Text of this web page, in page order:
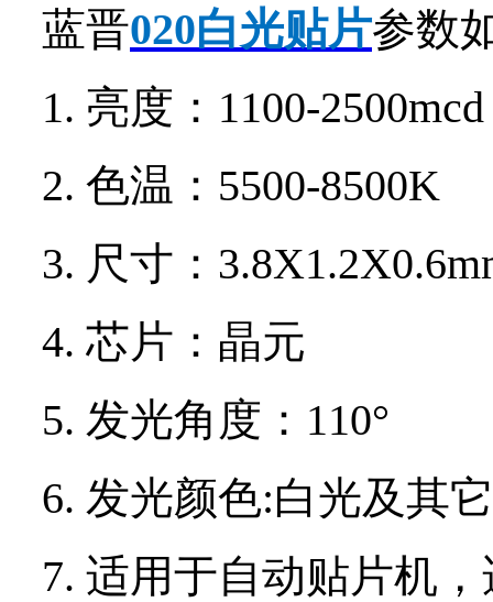
蓝晋020白光贴片参数
1. 亮度：1100-
2. 色温：5500-8500K
3. 尺寸：
4. 芯片：晶元
5. 发光角度：110°
6. 发光颜色:白光及其
7. 适用于自动贴片机